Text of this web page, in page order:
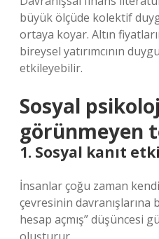
büyük ölçüde kolektif
ortaya koyar. Altın
bireysel yatırımcının
etkileyebilir.
Sosyal
görünmeyen
1. Sosyal kanıt
İnsanlar çoğu zaman
çevresinin davranışlarına
hesap açmış” düşüncesi